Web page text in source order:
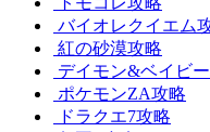
バイオレクイエム
紅の砂漠攻略
デイモン&ベイビ
ポケモンZA攻略
ドラクエ7攻略